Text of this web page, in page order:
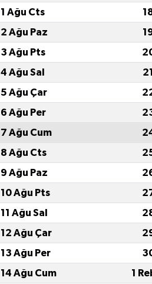
1 Ağu Cts
2 Ağu Paz
3 Ağu Pts
4 Ağu Sal
5 Ağu Çar
6 Ağu Per
7 Ağu Cum
8 Ağu Cts
9 Ağu Paz
10 Ağu Pts
11 Ağu Sal
12 Ağu Çar
13 Ağu Per
14 Ağu Cum
1